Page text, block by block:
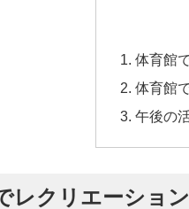
体育館
体育館
午後の
レクリエーショ